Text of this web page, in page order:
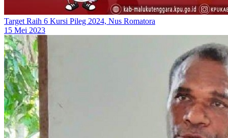
Target Raih 6 Kursi Pileg 2024, Nus Romatora
15 Mei 2023